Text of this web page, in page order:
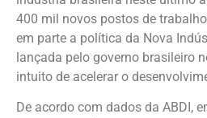
400 mil novos postos de
em parte a política da Nova
lançada pelo governo brasileiro
intuito de acelerar o
De acordo com dados da ABDI,